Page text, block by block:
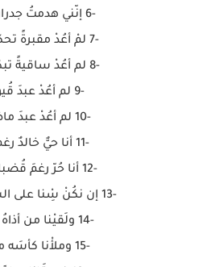
-6 إنّني هدمتُ جدرانَ الوهَنْ
-7 لمْ أعُدْ مقبرةً تحكي البِ لَ
-8 لم أعُدْ ساقيةً تبكي الدِّمَنْ
-9 لم أعُدْ عبدَ قُيودي ..
-10 لم أعُدْ عبدَ ماض هرِم
-11 أنا حيٌّ خالدٌ رغم الرّدى
-12 أنا حُرّ رغمَ قُضبانَ الزّمنْ
-13 إن نكُنْ سِْنا على الشّوكِ سِنينا
-14 ولَقيْنا من أذاهُ ما لقْينَا
-15 وملأْنا كأسَه من دمِنا